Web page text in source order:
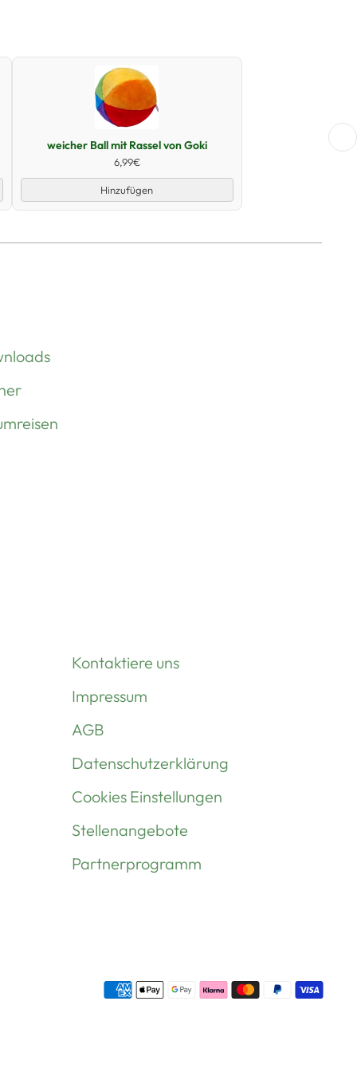
Schnellansicht
weicher Ball mit Rassel von Goki
6,99€
Hinzufügen
Kontaktiere uns
Impressum
AGB
Datenschutzerklärung
Cookies Einstellungen
Stellenangebote
Partnerprogramm